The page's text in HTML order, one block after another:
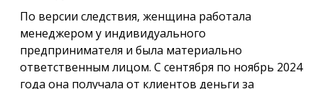
По версии следствия, женщина работала
менеджером у индивидуального
предпринимателя и была материально
ответственным лицом. С сентября по ноябрь 2024
года она получала от клиентов деньги за